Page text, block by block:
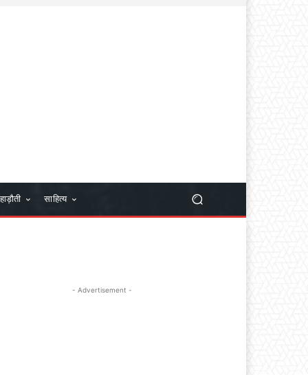
हाड़ौती साहित्य
- Advertisement -